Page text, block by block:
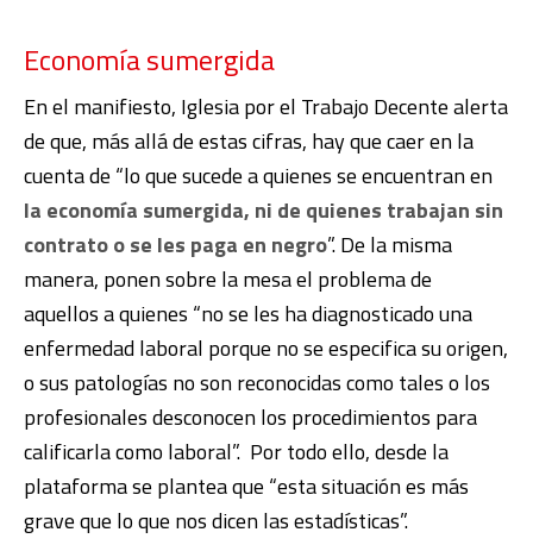
Economía sumergida
En el manifiesto, Iglesia por el Trabajo Decente alerta
de que, más allá de estas cifras, hay que caer en la
cuenta de “lo que sucede a quienes se encuentran en
la economía sumergida, ni de quienes trabajan sin
contrato o se les paga en negro”. De la misma
manera, ponen sobre la mesa el problema de
aquellos a quienes “no se les ha diagnosticado una
enfermedad laboral porque no se especifica su origen,
o sus patologías no son reconocidas como tales o los
profesionales desconocen los procedimientos para
calificarla como laboral”. Por todo ello, desde la
plataforma se plantea que “esta situación es más
grave que lo que nos dicen las estadísticas”.